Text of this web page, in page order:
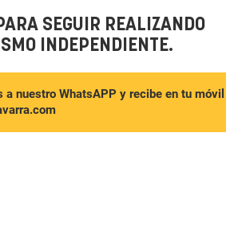
SEGUIR REALIZANDO
INDEPENDIENTE.
nuestro WhatsAPP y recibe en tu móvil